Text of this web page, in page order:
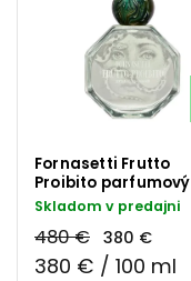
Fornasetti Frutto
Proibito parfumový
extrakt 100 ml
Skladom v predajni
480 € 380 €
380 € / 100 ml